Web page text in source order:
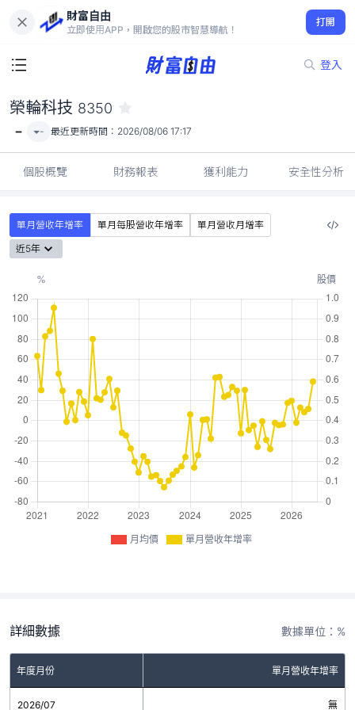
財富自由
立即使用APP，開啟您的股市智慧導航！
打開
登入
-
榮輪科技 8350
- - 最近更新時間： 2026/08/06 17:17
個股概覽 財務報表 獲利能力 安全性分析
單月營收年增率 單月每股營收年增率
單月營收月增率
近5年
月均價 單月營收年增率
詳細數據 數據單位：%
年度月份 單月營收年增率
2026/07 無